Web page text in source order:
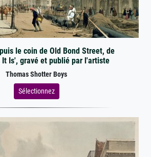
le coin de Old Bond Street, de
It Is', gravé et publié par l'artiste
Thomas Shotter Boys
Sélectionnez